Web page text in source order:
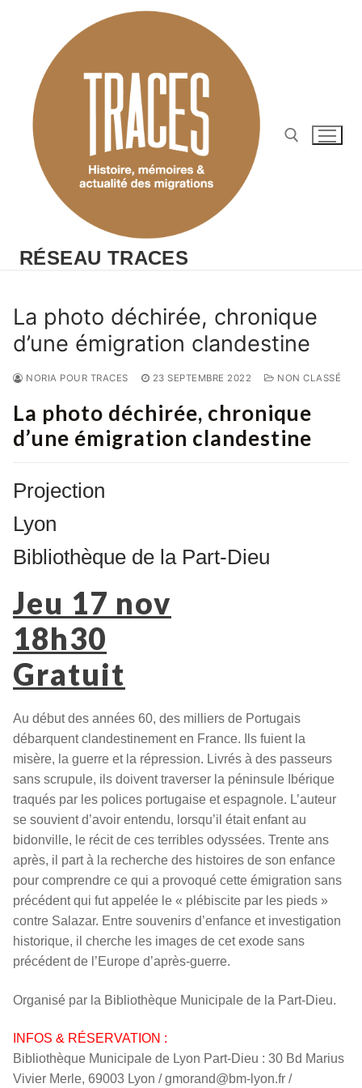
RÉSEAU TRACES
La photo déchirée, chronique
d’une émigration clandestine
NORIA POUR TRACES 23 SEPTEMBRE 2022 NON CLASSÉ
La photo déchirée, chronique
d’une émigration clandestine
Projection
Lyon
Bibliothèque de la Part-Dieu
Jeu 17 nov
18h30
Gratuit
Au début des années 60, des milliers de Portugais
débarquent clandestinement en France. Ils fuient la
misère, la guerre et la répression. Livrés à des passeurs
sans scrupule, ils doivent traverser la péninsule Ibérique
traqués par les polices portugaise et espagnole. L’auteur
se souvient d’avoir entendu, lorsqu’il était enfant au
bidonville, le récit de ces terribles odyssées. Trente ans
après, il part à la recherche des histoires de son enfance
pour comprendre ce qui a provoqué cette émigration sans
précédent qui fut appelée le « plébiscite par les pieds »
contre Salazar. Entre souvenirs d’enfance et investigation
historique, il cherche les images de cet exode sans
précédent de l’Europe d’après-guerre.
Organisé par la Bibliothèque Municipale de la Part-Dieu.
INFOS & RÉSERVATION :
Bibliothèque Municipale de Lyon Part-Dieu : 30 Bd Marius
Vivier Merle, 69003 Lyon / gmorand@bm-lyon.fr /